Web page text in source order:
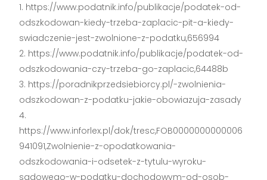
https://www.podatnik.info/publikacje/podatek-od-
odszkodowan-kiedy-trzeba-zaplacic-pit-a-kiedy-
swiadczenie-jest-zwolnione-z-podatku,656994
https://www.podatnik.info/publikacje/podatek-od-
odszkodowania-czy-trzeba-go-zaplacic,64488b
https://poradnikprzedsiebiorcy.pl/-zwolnienia-
odszkodowan-z-podatku-jakie-obowiazuja-zasady
https://www.inforlex.pl/dok/tresc,FOB0000000000006
941091,Zwolnienie-z-opodatkowania-
odszkodowania-i-odsetek-z-tytulu-wyroku-
sadowego-w-podatku-dochodowym-od-osob-